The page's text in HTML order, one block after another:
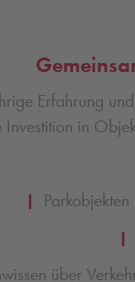
Erfahrung
Investition in
|
|
über